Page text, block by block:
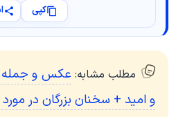
کپی
مطلب مشابه: عکس و جمله
و امید + سخنان بزرگان در مورد